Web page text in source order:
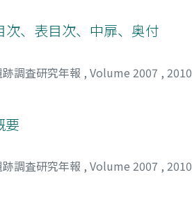
、表目次、中扉、奥付
調査研究年報 , Volume 2007 , 2010
要
調査研究年報 , Volume 2007 , 2010